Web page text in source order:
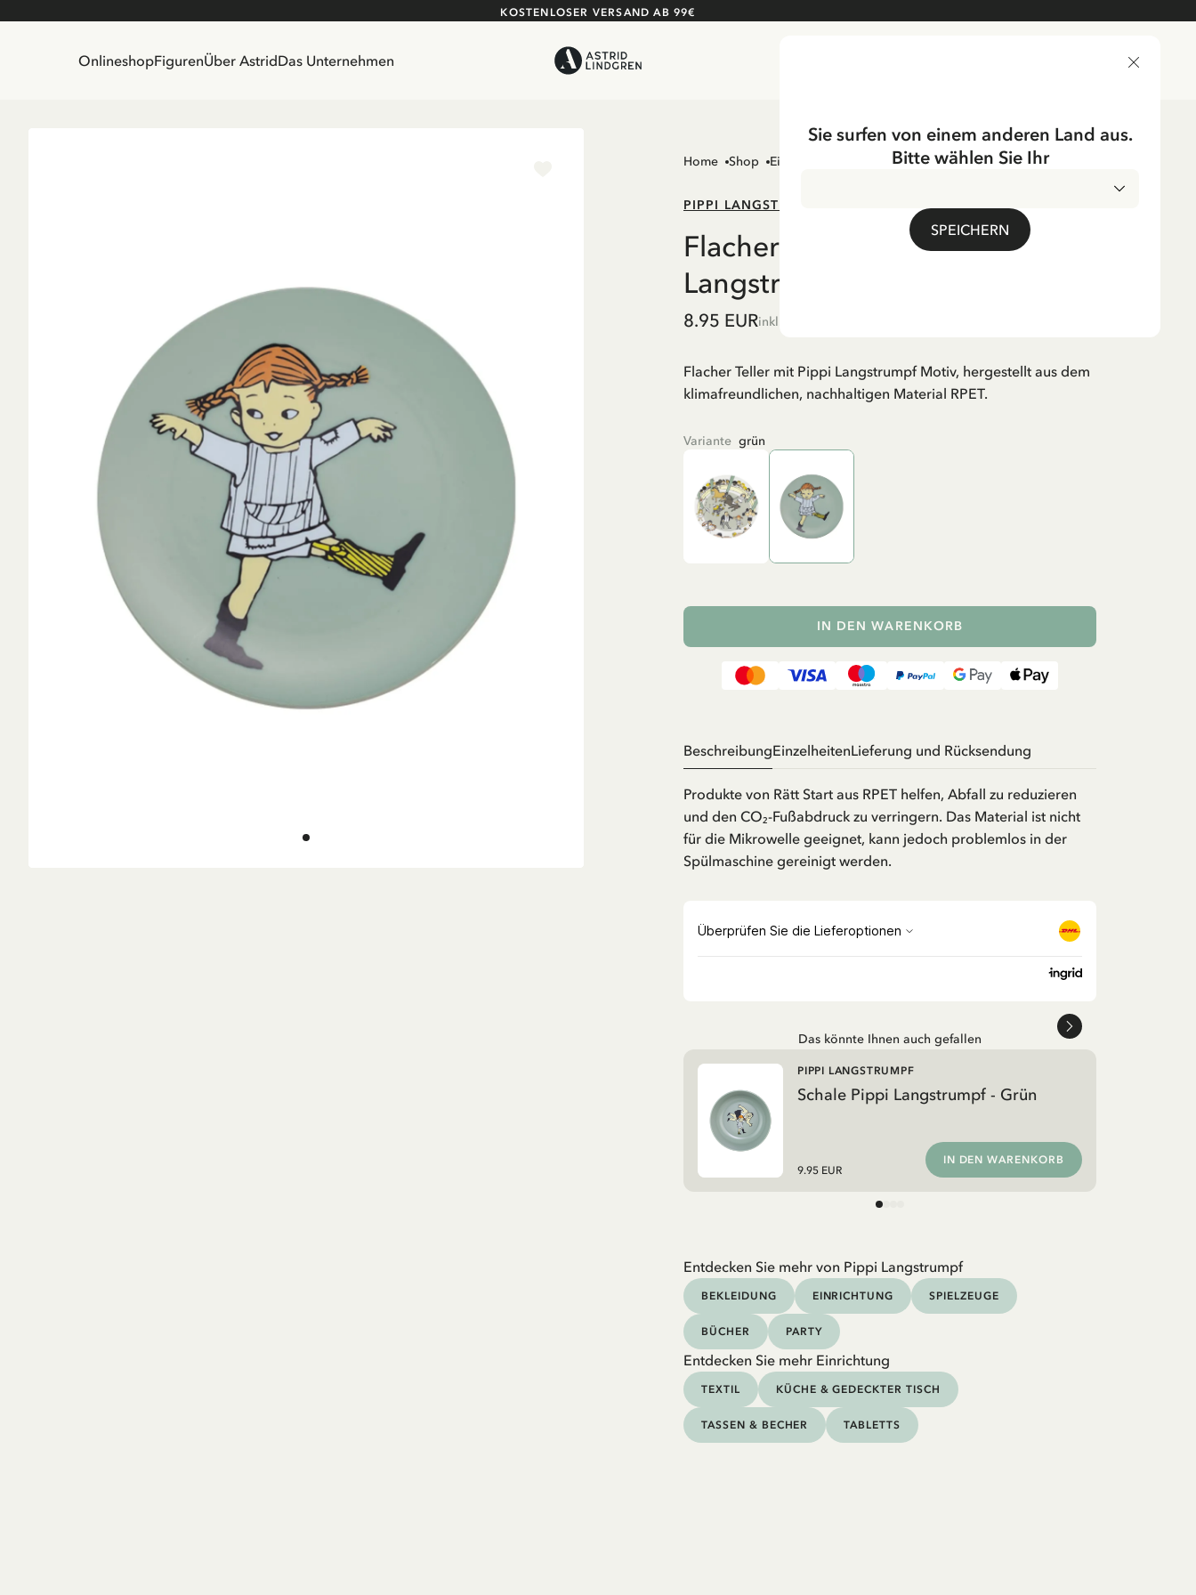
KOSTENLOSER VERSAND AB 99€
OnlineshopFigurenÜber AstridDas Unternehmen
Home Shop Einrichtung Tischgedecke Teller & Schalen
PIPPI LANGSTRUMPF
Flacher Teller Pippi
Langstrumpf – Grün
8.95 EURinkl. MwSt.
Flacher Teller mit Pippi Langstrumpf Motiv, hergestellt aus dem
klimafreundlichen, nachhaltigen Material RPET.
Variante grün
IN DEN WARENKORB
BeschreibungEinzelheitenLieferung und Rücksendung
Produkte von Rätt Start aus RPET helfen, Abfall zu reduzieren
und den CO₂-Fußabdruck zu verringern. Das Material ist nicht
für die Mikrowelle geeignet, kann jedoch problemlos in der
Spülmaschine gereinigt werden.
Das könnte Ihnen auch gefallen
Schale Pippi Langstrumpf - Grün
PIPPI LANGSTRUMPF
9.95 EUR
IN DEN WARENKORB
Entdecken Sie mehr von Pippi Langstrumpf
BEKLEIDUNG EINRICHTUNG SPIELZEUGE
BÜCHER PARTY
Entdecken Sie mehr Einrichtung
TEXTIL KÜCHE & GEDECKTER TISCH
TASSEN & BECHER TABLETTS
Sie surfen von einem anderen Land aus.
Bitte wählen Sie Ihr
SPEICHERN